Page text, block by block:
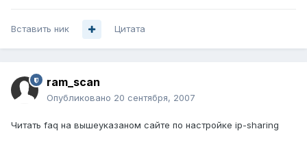
Вставить ник Цитата
ram_scan
Опубликовано 20 сентября, 2007
Читать faq на вышеуказаном сайте по настройке ip-sharing